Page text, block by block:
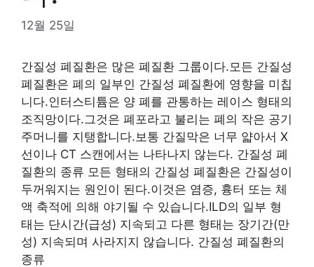
12월 25일
간질성 폐질환은 많은 폐질환 그룹이다.모든 간질성
폐질환은 폐의 일부인 간질성 폐질환에 영향을 미칩
니다.인터스티튬은 양 폐를 관통하는 레이스 형태의
조직망이다.그것은 폐포라고 불리는 폐의 작은 공기
주머니를 지탱합니다.보통 간질막은 너무 얇아서 X
선이나 CT 스캔에서는 나타나지 않는다. 간질성 폐
질환의 종류 모든 형태의 간질성 폐질환은 간질성이
두꺼워지는 원인이 된다.이것은 염증, 흉터 또는 체
액 축적에 의해 야기될 수 있습니다.ILD의 일부 형
태는 단시간(급성) 지속되고 다른 형태는 장기간(만
성) 지속되며 사라지지 않습니다. 간질성 폐질환의
종류